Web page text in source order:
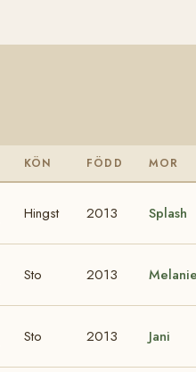
KÖN FÖDD MOR
Hingst 2013 Splash
Sto 2013
Sto 2013 Jani